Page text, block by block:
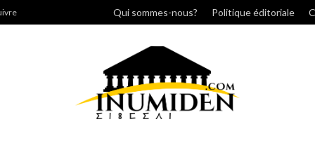
Qui sommes-nous? Politique éditoriale